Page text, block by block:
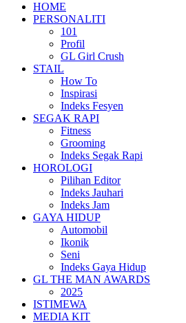
HOME
PERSONALITI
101
Profil
GL Girl Crush
STAIL
How To
Inspirasi
Indeks Fesyen
SEGAK RAPI
Fitness
Grooming
Indeks Segak Rapi
HOROLOGI
Pilihan Editor
Indeks Jauhari
Indeks Jam
GAYA HIDUP
Automobil
Ikonik
Seni
Indeks Gaya Hidup
GL THE MAN AWARDS
2025
ISTIMEWA
MEDIA KIT